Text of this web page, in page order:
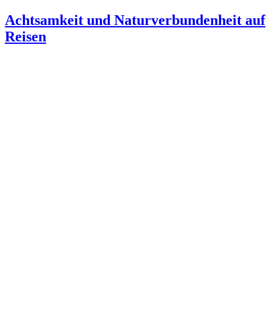
Achtsamkeit und Naturverbundenheit auf
Reisen